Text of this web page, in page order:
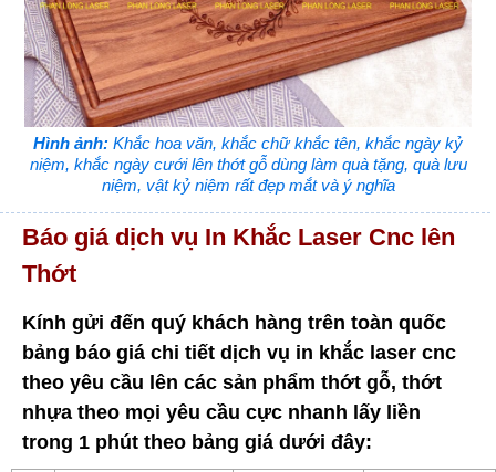
Hình ảnh: Khắc hoa văn, khắc chữ khắc tên, khắc ngày kỷ
niệm, khắc ngày cưới lên thớt gỗ dùng làm quà tặng, quà lưu
niệm, vật kỷ niệm rất đẹp mắt và ý nghĩa
Báo giá dịch vụ In Khắc Laser Cnc lên
Thớt
Kính gửi đến quý khách hàng trên toàn quốc
bảng báo giá chi tiết dịch vụ in khắc laser cnc
theo yêu cầu lên các sản phẩm thớt gỗ, thớt
nhựa theo mọi yêu cầu cực nhanh lấy liền
trong 1 phút theo bảng giá dưới đây: